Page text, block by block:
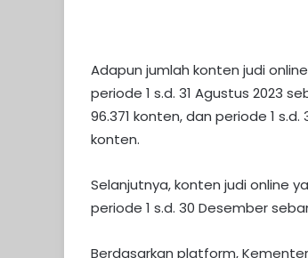
Adapun jumlah konten judi
periode 1 s.d. 31 Agustus 2023
96.371 konten, dan periode 1
konten.
Selanjutnya, konten judi online
periode 1 s.d. 30 Desember
Berdasarkan platform,